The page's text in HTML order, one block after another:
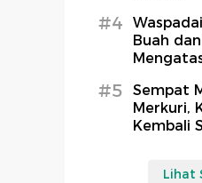
#4
Buah
#5
Sempat
Merkuri,
Kembali
Lihat